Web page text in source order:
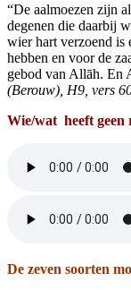
“De aalmoezen zijn
degenen die daarbij
wier hart verzoend is
hebben en voor de
gebod van Allāh. En
(Berouw), H9, vers
Wie/wat heeft geen
De zeven soorten